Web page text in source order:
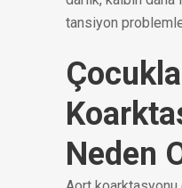
tansiyon
Neden